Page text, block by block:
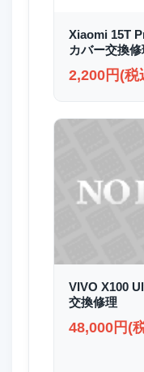
Xiaomi 15T
カバー交換
2,200円(税
VIVO X100
交換修理
48,000円(